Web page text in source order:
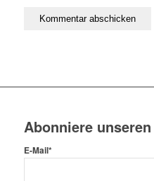
Abonniere
E-Mail*